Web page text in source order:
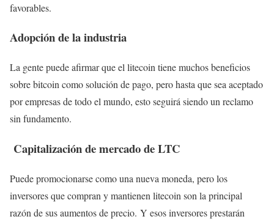
favorables.
Adopción de la industria
La gente puede afirmar que el litecoin tiene muchos beneficios
sobre bitcoin como solución de pago, pero hasta que sea aceptado
por empresas de todo el mundo, esto seguirá siendo un reclamo
sin fundamento.
Capitalización de mercado de LTC
Puede promocionarse como una nueva moneda, pero los
inversores que compran y mantienen litecoin son la principal
razón de sus aumentos de precio. Y esos inversores prestarán